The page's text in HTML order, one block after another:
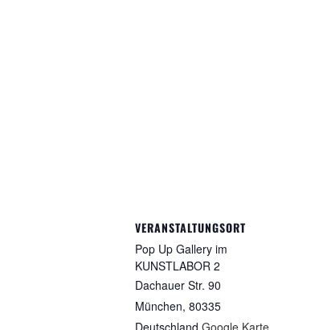
VERANSTALTUNGSORT
Pop Up Gallery im
KUNSTLABOR 2
Dachauer Str. 90
München, 80335
Deutschland Google Karte